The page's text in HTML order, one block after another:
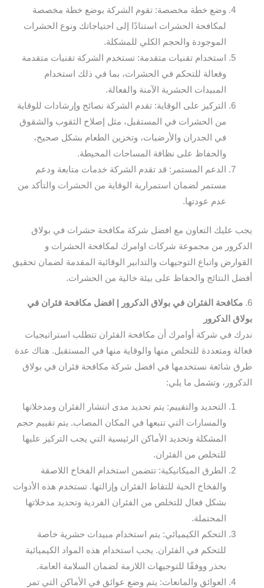
وضع خطة مخصصة: تقوم الشركة بوضع خطة مخصصة
لمكافحة الحشرات استنادًا إلى احتياجاتك ونوع الحشرات
الموجودة والحجم الكلي للمشكلة.
استخدام تقنيات متقدمة: تستخدم الشركة تقنيات متقدمة
وفعالة للتحكم في الحشرات، بما في ذلك استخدام
المبيدات الحشرية الآمنة والفعالة.
التركيز على الوقاية: تقدم الشركة نصائح وإرشادات للوقاية
من الحشرات في المستقبل، مثل إصلاح الثقوب والشقوق
في الجدران والأرضيات، وتخزين الطعام بشكل صحيح،
والحفاظ على نظافة المساحات المحيطة.
الدعم المستمر: قد تقدم الشركة خدمات متابعة ودعم
مستمر لضمان استمرارية الوقاية من الحشرات والتأكد من
عدم عودتها.
يجب عليك التعاون مع افضل شركة مكافحة حشرات في بولاق
الدكرور من مجموعة شركات اوامرك لمكافحة الحشرات و
القوارض واتباع التوجيهات والتدابير الوقائية المقدمة لضمان تحقيق
أفضل النتائج والحفاظ على بيئة خالية من الحشرات.
6. مكافحة الفئران في بولاق الدكرور | افضل مكافحة فئران في
بولاق الدكرور
ندرك في شركة أوامرك أن مكافحة الفئران تتطلب استراتيجيات
فعالة ومتعددة للتخلص منها والوقاية منها في المستقبل. هناك عدة
طرق شائعة نستخدمها في افضل شركة مكافحة فئران في بولاق
الدكرور، وتشمل ما يلي:
التحديد والتقييم: يتم تحديد مدى انتشار الفئران ومدخلاتها
والمسارات التي تتبعها في المكان المصاب. يتم تقييم حجم
المشكلة وتحديد الأماكن الرئيسية التي يجب التركيز عليها
للتخلص من الفئران.
الطرق الميكانيكية: تتضمن استخدام الفخاخ اللاصقة
والفخاخ الحية للتقاط الفئران وإزالتها. تستخدم هذه الأدوات
بشكل فعال للتخلص من الفئران الفردية وتحديد مدخلاتها
المحتملة.
التحكم الكيميائي: يتم استخدام مبيدات حشرية خاصة
للتحكم في الفئران. يجب استخدام هذه المواد الكيميائية
بحذر ووفقًا للتوجيهات اللازمة لضمان السلامة العامة.
العوائق والمانعات: يتم وضع عوائق في الأماكن التي تمر